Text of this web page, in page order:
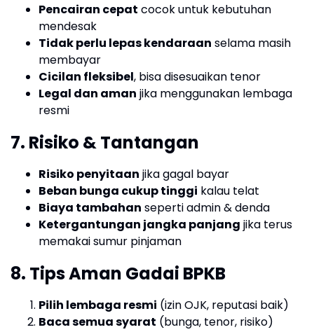
Pencairan cepat cocok untuk kebutuhan
mendesak
Tidak perlu lepas kendaraan selama masih
membayar
Cicilan fleksibel, bisa disesuaikan tenor
Legal dan aman jika menggunakan lembaga
resmi
7. Risiko & Tantangan
Risiko penyitaan jika gagal bayar
Beban bunga cukup tinggi kalau telat
Biaya tambahan seperti admin & denda
Ketergantungan jangka panjang jika terus
memakai sumur pinjaman
8. Tips Aman Gadai BPKB
Pilih lembaga resmi (izin OJK, reputasi baik)
Baca semua syarat (bunga, tenor, risiko)